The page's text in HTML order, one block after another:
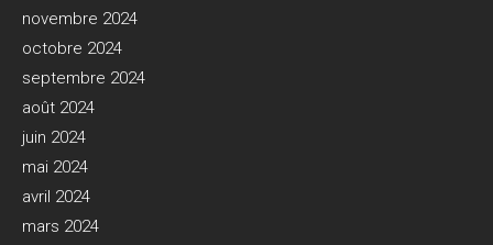
novembre 2024
octobre 2024
septembre 2024
août 2024
juin 2024
mai 2024
avril 2024
mars 2024